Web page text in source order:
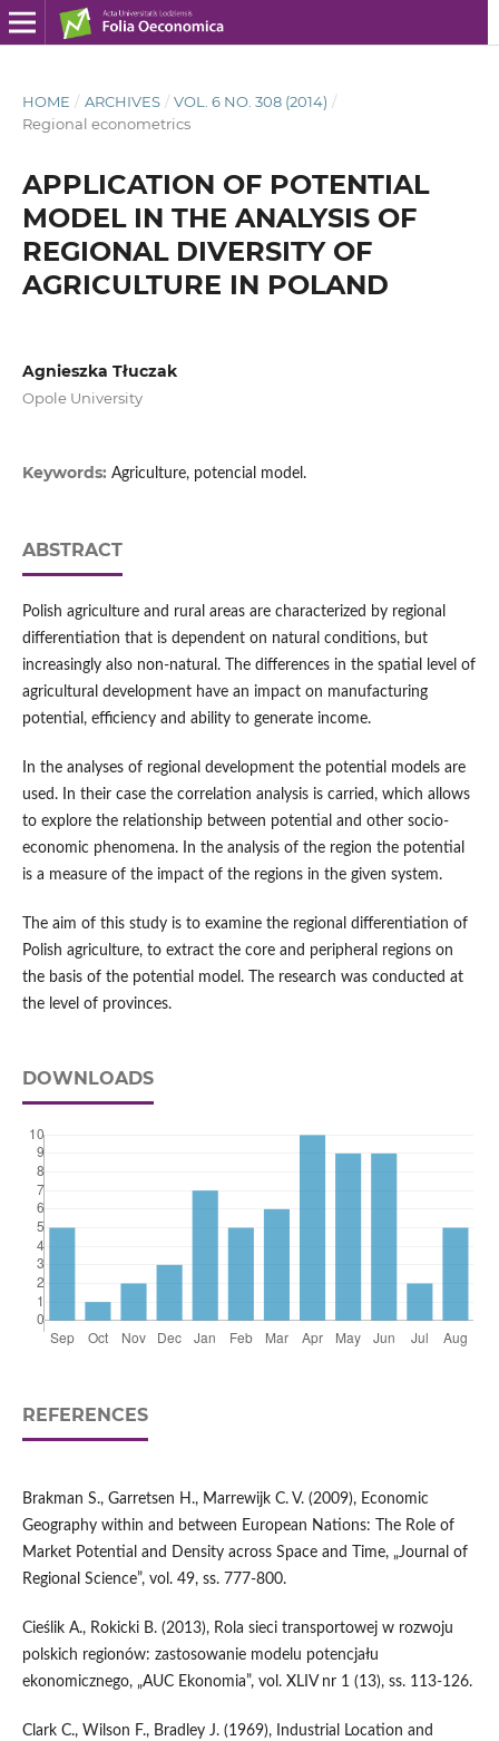
HOME / ARCHIVES / VOL. 6 NO. 308 (2014) /
Regional econometrics
APPLICATION OF POTENTIAL
MODEL IN THE ANALYSIS OF
REGIONAL DIVERSITY OF
AGRICULTURE IN POLAND
Agnieszka Tłuczak
Opole University
Keywords: Agriculture, potencial model.
ABSTRACT
Polish agriculture and rural areas are characterized by regional
differentiation that is dependent on natural conditions, but
increasingly also non-natural. The differences in the spatial level of
agricultural development have an impact on manufacturing
potential, efficiency and ability to generate income.
In the analyses of regional development the potential models are
used. In their case the correlation analysis is carried, which allows
to explore the relationship between potential and other socio-
economic phenomena. In the analysis of the region the potential
is a measure of the impact of the regions in the given system.
The aim of this study is to examine the regional differentiation of
Polish agriculture, to extract the core and peripheral regions on
the basis of the potential model. The research was conducted at
the level of provinces.
DOWNLOADS
REFERENCES
Brakman S., Garretsen H., Marrewijk C. V. (2009), Economic
Geography within and between European Nations: The Role of
Market Potential and Density across Space and Time, „Journal of
Regional Science”, vol. 49, ss. 777-800.
Cieślik A., Rokicki B. (2013), Rola sieci transportowej w rozwoju
polskich regionów: zastosowanie modelu potencjału
ekonomicznego, „AUC Ekonomia”, vol. XLIV nr 1 (13), ss. 113-126.
Clark C., Wilson F., Bradley J. (1969), Industrial Location and